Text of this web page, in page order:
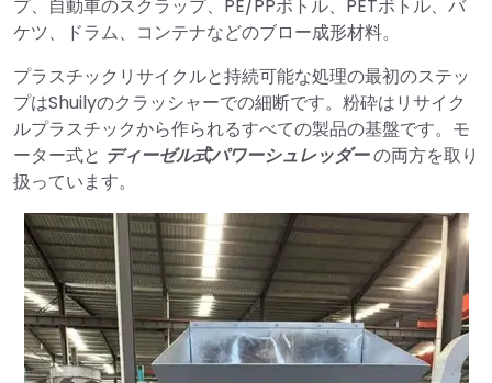
プ、自動車のスクラップ、PE/PPボトル、PETボトル、バ
ケツ、ドラム、コンテナなどのブロー成形材料。
プラスチックリサイクルと持続可能な処理の最初のステッ
プはShuilyのクラッシャーでの細断です。粉砕はリサイク
ルプラスチックから作られるすべての製品の基盤です。モ
ーター式と ディーゼル式パワーシュレッダーの両方を取り
扱っています。